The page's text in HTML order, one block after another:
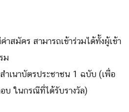
สมัคร สามารถเข้าร่วมได้ทั้งผู้เข้า
ม
ำเนาบัตรประชาชน 1 ฉบับ (เพื่อ
บ ในกรณีที่ได้รับรางวัล)